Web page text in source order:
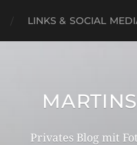
LINKS & SOCIAL
Privates Blog mit